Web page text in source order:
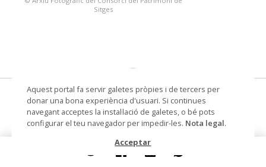
Sitges
tassa
Autoria Decoració Hong Kong (escola /
taller)
Aquest portal fa servir galetes pròpies i de tercers per
donar una bona experiència d'usuari. Si continues
navegant acceptes la instal·lació de galetes, o bé pots
configurar el teu navegador per impedir-les. Nota legal.
Acceptar